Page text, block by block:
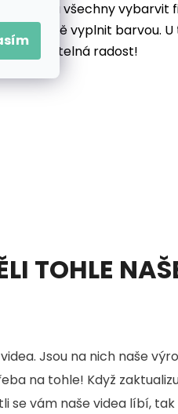
potřeba všechny vybarvit
důkladně vyplnit barvou.
neuvěřitelná radost!
TOHLE
Jsou na nich naše
na tohle! Když
se vám naše videa líbí,